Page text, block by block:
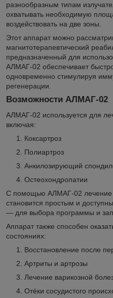
разнообразным типам
охватывать необходимую
воздействовать на две зоны.
Этот аппарат можно
магнитотерапевтический
предназначенный для
АЛМАГ-02 обеспечивает
одновременно стимулируя
регенерации.
Возможности АЛМАГ-02
АЛМАГ-02 используется для
включая:
Коксартроз
Полиартроз
Анкилозирующий
Остеохондропатии
С помощью АЛМАГ-02 лечение
становится простым и
— для выбора программы и
Аппарат также способен
состояниях:
Восстановление после
Артриты и артрозы
Лечение варикозной
Отёки сосудистого